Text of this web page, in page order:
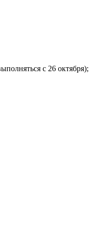
с 26 октября);